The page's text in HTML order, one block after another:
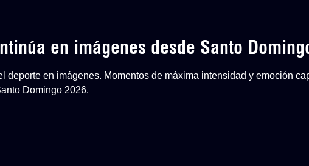
en imágenes desde Santo
deporte en imágenes. Momentos de máxima intensidad y emoción
Domingo 2026.